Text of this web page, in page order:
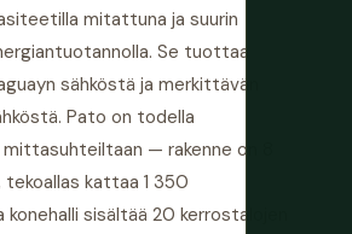
mitattuna ja suurin
Se tuottaa
sähköstä ja merkittävän
Pato on todella
— rakenne on 8
kattaa 1 350
sisältää 20 kerrostalojen